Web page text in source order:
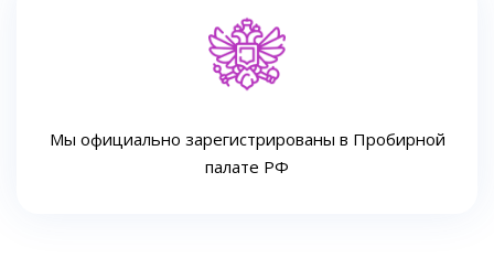
Мы официально зарегистрированы в Пробирной
палате РФ